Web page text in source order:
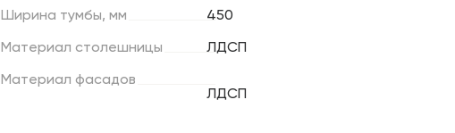
Ширина тумбы, мм 450
Материал столешницы ЛДСП
Материал фасадов
ЛДСП